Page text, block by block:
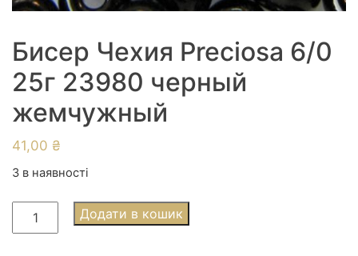
Бисер Чехия Preciosa 6/0
25г 23980 черный
жемчужный
41,00 ₴
3 в наявності
Бисер
Чехия
Додати в кошик